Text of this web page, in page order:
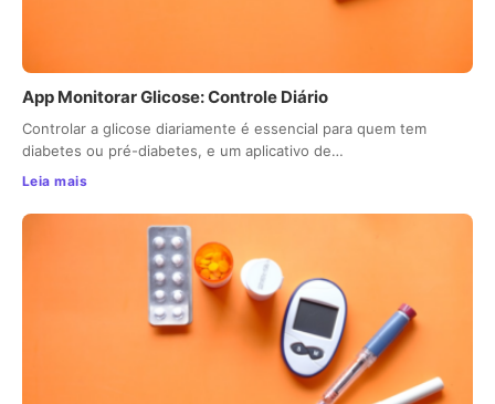
App Monitorar Glicose: Controle Diário
Controlar a glicose diariamente é essencial para quem tem
diabetes ou pré-diabetes, e um aplicativo de…
Leia mais